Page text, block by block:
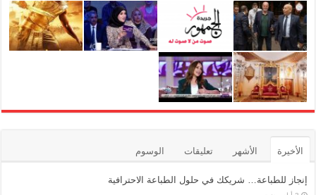
الأخيرة الأشهر تعليقات الوسوم
إنجاز للطباعة… شريكك في حلول الطباعة الاحترافية